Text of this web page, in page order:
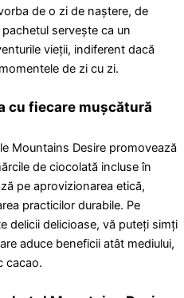
de o zi de naștere, de
servește ca un
vieții, indiferent dacă
de zi cu zi.
cu fiecare mușcătură
Mountains Desire promovează
de ciocolată incluse în
pe aprovizionarea etică,
practicilor durabile. Pe
delicii delicioase, vă puteți simți
aduce beneficii atât mediului,
cacao.